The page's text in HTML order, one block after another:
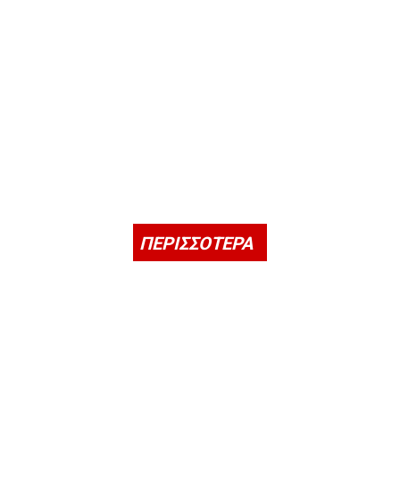
ΠΕΡΙΣΣΟΤΕΡΑ